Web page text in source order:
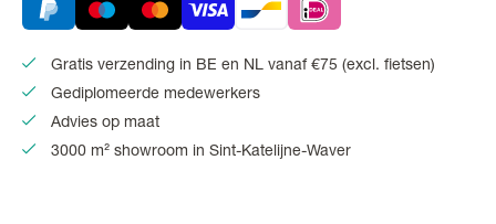
Gratis verzending in BE en NL vanaf €75 (excl. fietsen)
Gediplomeerde medewerkers
Advies op maat
3000 m² showroom in Sint-Katelijne-Waver